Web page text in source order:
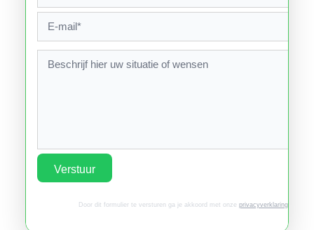
Verstuur
Door dit formulier te versturen ga je akkoord met onze privacyverklaring.